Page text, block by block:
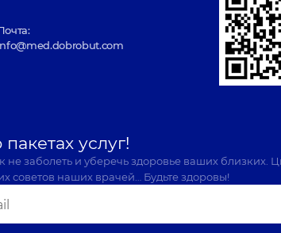
услуг!
заболеть и уберечь здоровье ваших близких.
советов наших врачей… Будьте здоровы!